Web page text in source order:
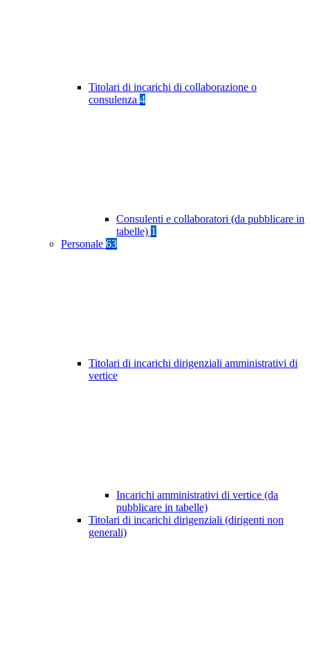
Titolari di incarichi di collaborazione o
consulenza 4
Consulenti e collaboratori (da pubblicare in
tabelle) 1
Personale 63
Titolari di incarichi dirigenziali amministrativi di
vertice
Incarichi amministrativi di vertice (da
pubblicare in tabelle)
Titolari di incarichi dirigenziali (dirigenti non
generali)